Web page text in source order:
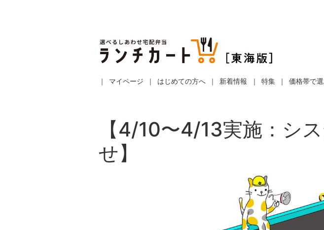
マイページ はじめての方へ 新着情報 特集 価格帯で
【4/10〜4/13実施：シ
せ】